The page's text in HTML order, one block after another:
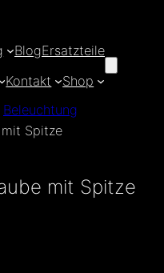
BlogErsatzteile
Kontakt
Shop
Beleuchtung
Spitze
mit Spitze